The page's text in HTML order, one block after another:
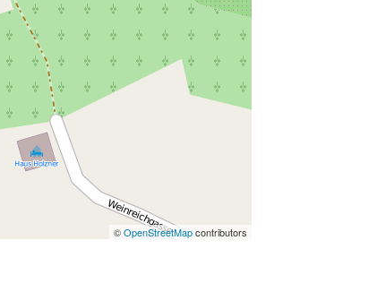
©OpenStreetMapcontributors